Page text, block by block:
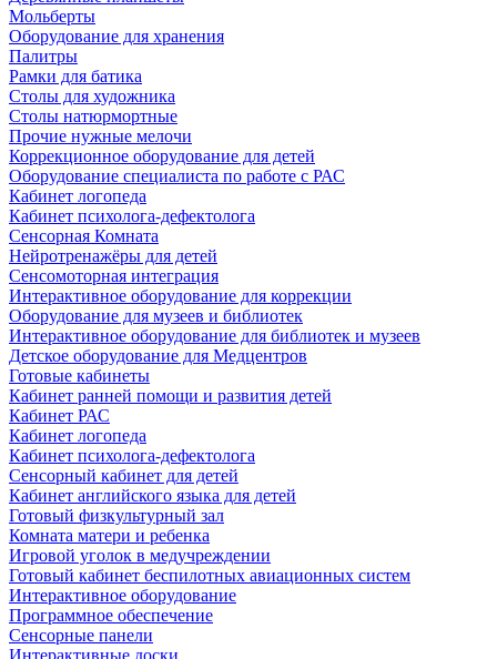
Мольберты
Оборудование для хранения
Палитры
Рамки для батика
Столы для художника
Столы натюрмортные
Прочие нужные мелочи
Коррекционное оборудование для детей
Оборудование специалиста по работе с РАС
Кабинет логопеда
Кабинет психолога-дефектолога
Сенсорная Комната
Нейротренажёры для детей
Сенсомоторная интеграция
Интерактивное оборудование для коррекции
Оборудование для музеев и библиотек
Интерактивное оборудование для библиотек и музеев
Детское оборудование для Медцентров
Готовые кабинеты
Кабинет ранней помощи и развития детей
Кабинет РАС
Кабинет логопеда
Кабинет психолога-дефектолога
Сенсорный кабинет для детей
Кабинет английского языка для детей
Готовый физкультурный зал
Комната матери и ребенка
Игровой уголок в медучреждении
Готовый кабинет беспилотных авиационных систем
Интерактивное оборудование
Программное обеспечение
Сенсорные панели
Интерактивные доски